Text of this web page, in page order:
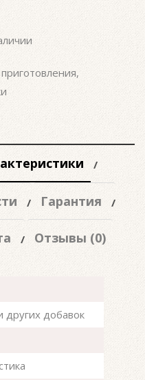
,
Гарантия
Отзывы (0)
других добавок